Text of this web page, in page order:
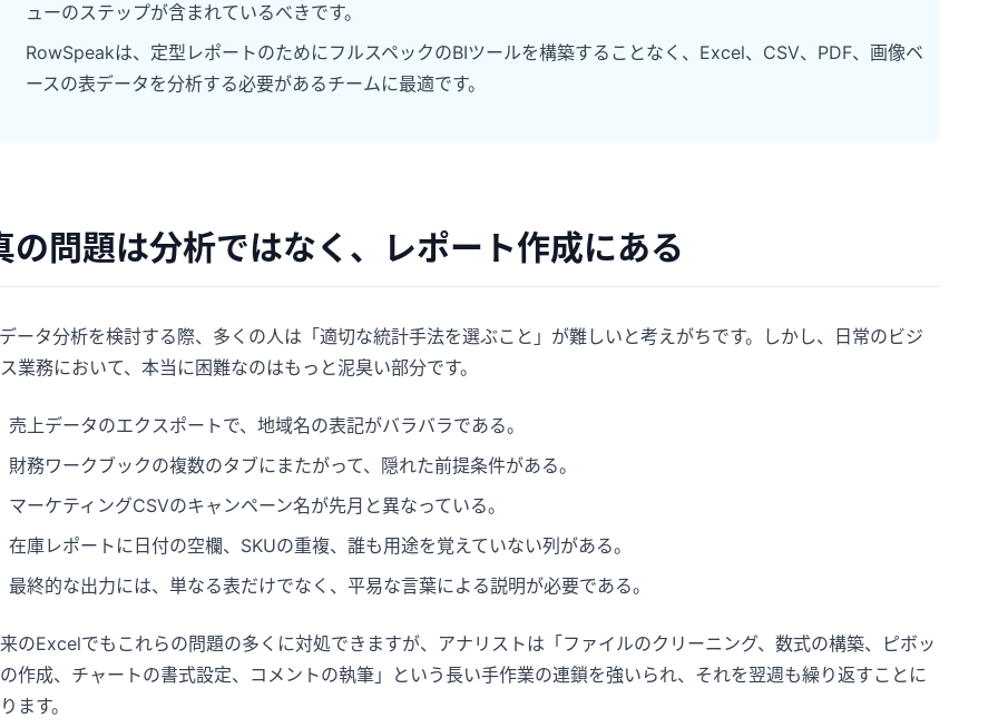
ューのステップが含まれているべきです。
RowSpeakは、定型レポートのためにフルスペックのBIツールを構築することなく、Excel、CSV、PDF、画像ベ
ースの表データを分析する必要があるチームに最適です。
の問題は分析ではなく、レポート作成にある
ータ分析を検討する際、多くの人は「適切な統計手法を選ぶこと」が難しいと考えがちです。しかし、日常のビジ
業務において、本当に困難なのはもっと泥臭い部分です。
売上データのエクスポートで、地域名の表記がバラバラである。
財務ワークブックの複数のタブにまたがって、隠れた前提条件がある。
マーケティングCSVのキャンペーン名が先月と異なっている。
在庫レポートに日付の空欄、SKUの重複、誰も用途を覚えていない列がある。
最終的な出力には、単なる表だけでなく、平易な言葉による説明が必要である。
のExcelでもこれらの問題の多くに対処できますが、アナリストは「ファイルのクリーニング、数式の構築、ピボッ
作成、チャートの書式設定、コメントの執筆」という長い手作業の連鎖を強いられ、それを翌週も繰り返すことに
ます。